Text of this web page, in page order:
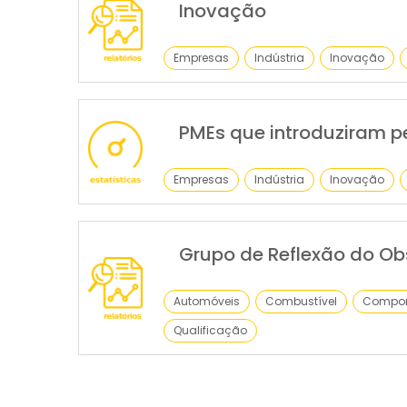
Inovação
Empresas Indústria Inovação
PMEs que introduziram
Empresas Indústria Inovação
Grupo de Reflexão do
Automóveis Combustível
Qualificação